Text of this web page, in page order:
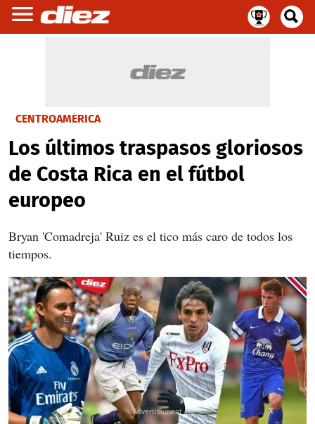
CENTROAMÉRICA
Los últimos traspasos gloriosos
de Costa Rica en el fútbol
europeo
Bryan 'Comadreja' Ruiz es el tico más caro de todos los
tiempos.
X
X
X
X
X
X